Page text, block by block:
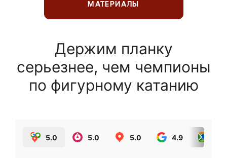
МАТЕРИАЛЫ
Держим планку
серьезнее, чем чемпионы
по фигурному катанию
5.0 5.0 5.0 4.9